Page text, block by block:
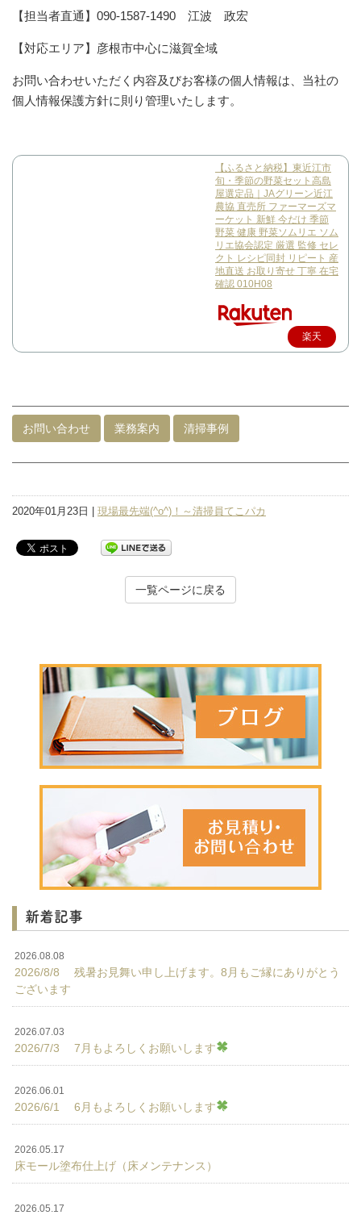
【担当者直通】090-1587-1490 江波 政宏
【対応エリア】彦根市中心に滋賀全域
お問い合わせいただく内容及びお客様の個人情報は、当社の
個人情報保護方針に則り管理いたします。
【ふるさと納税】東近江市
旬・季節の野菜セット高島
屋選定品｜JAグリーン近江
農協 直売所 ファーマーズマ
ーケット 新鮮 今だけ 季節
野菜 健康 野菜ソムリエ ソム
リエ協会認定 厳選 監修 セレ
クト レシピ同封 リピート 産
地直送 お取り寄せ 丁寧 在宅
確認 010H08
楽天
お問い合わせ 業務案内 清掃事例
2020年01月23日 | 現場最先端(^o^)！～清掃員てこパカ
一覧ページに戻る
新着記事
2026.08.08
2026/8/8 残暑お見舞い申し上げます。8月もご縁にありがとう
ございます
2026.07.03
2026/7/3 7月もよろしくお願いします
2026.06.01
2026/6/1 6月もよろしくお願いします
2026.05.17
床モール塗布仕上げ（床メンテナンス）
2026.05.17